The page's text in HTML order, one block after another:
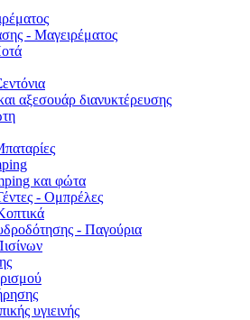
- Μαγειρέματος
αξεσουάρ διανυκτέρευσης
και φώτα
- Ομπρέλες
- Παγούρια
υγιεινής